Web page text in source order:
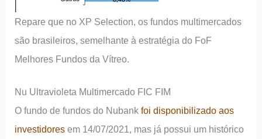
Repare que no XP Selection, os fundos multimercados
são brasileiros, semelhante à estratégia do FoF
Melhores Fundos da Vítreo.
Nu Ultravioleta Multimercado FIC FIM
O fundo de fundos do Nubankfoi disponibilizado aos
investidores em 14/07/2021, mas já possui um histórico